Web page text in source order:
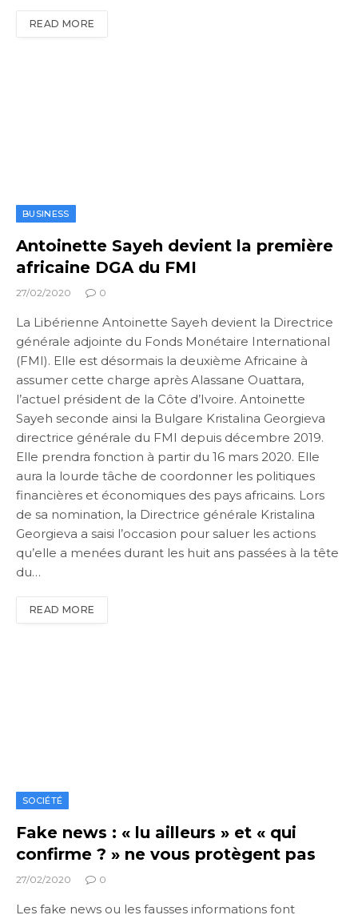
READ MORE
BUSINESS
Antoinette Sayeh devient la première
africaine DGA du FMI
27/02/2020 0
La Libérienne Antoinette Sayeh devient la Directrice
générale adjointe du Fonds Monétaire International
(FMI). Elle est désormais la deuxième Africaine à
assumer cette charge après Alassane Ouattara,
l’actuel président de la Côte d’Ivoire. Antoinette
Sayeh seconde ainsi la Bulgare Kristalina Georgieva
directrice générale du FMI depuis décembre 2019.
Elle prendra fonction à partir du 16 mars 2020. Elle
aura la lourde tâche de coordonner les politiques
financières et économiques des pays africains. Lors
de sa nomination, la Directrice générale Kristalina
Georgieva a saisi l’occasion pour saluer les actions
qu’elle a menées durant les huit ans passées à la tête
du…
READ MORE
SOCIÉTÉ
Fake news : « lu ailleurs » et « qui
confirme ? » ne vous protègent pas
27/02/2020 0
Les fake news ou les fausses informations font